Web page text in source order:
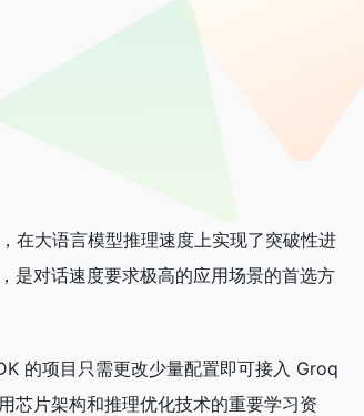
在大语言模型推理速度上实现了突破性进
是对话速度要求极高的应用场景的首选方
的项目只需更改少量配置即可接入 Groq
芯片架构和推理优化技术的重要学习资